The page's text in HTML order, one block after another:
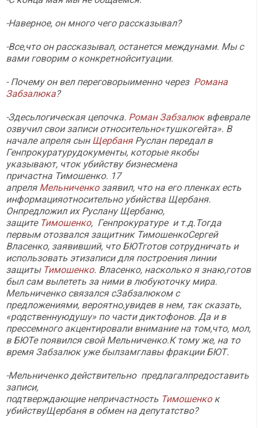
-Наверное, он много чего рассказывал?
-Все,что он рассказывал, останется междунами. Мы с
вами говорим о конкретнойситуации.
- Почему он вел переговорыименно через Романа
Забзалюка?
-Здесьлогическая цепочка. Роман Забзалюквфеврале
озвучил свои записи относительно«тушкогейта». В
начале апреля сын ЩербаняРуслан передал в
Генпрокуратурудокументы, которые якобы
указывают, чток убийству бизнесмена
причастна Тимошенко. 17
апреля Мельниченкозаявил, что на его пленках есть
информацияотносительно убийства Щербаня.
Онпредложил их Руслану Щербаню,
защите Тимошенко, Генпрокуратуре и т.д.Тогда
первым отозвался защитник ТимошенкоСергей
Власенко, заявивший, что БЮТготов сотрудничать и
использовать этизаписи для построения линии
защиты Тимошенко. Власенко, насколько я знаю,готов
был сам вылететь за ними в любуюточку мира.
Мельниченко связался сЗабзалюком с
предложениями, вероятно,увидев в нем, так сказать,
«родственнуюдушу» по части диктофонов. Да и в
прессемного акцентировали внимание на том,что, мол,
в БЮТе появился свой Мельниченко.К тому же, на то
время Забзалюк уже былзамглавы фракции БЮТ.
-Мельниченко действительно предлагалпредоставить
записи,
подтверждающие непричастность Тимошенкок
убийствуЩербаня в обмен на депутатство?